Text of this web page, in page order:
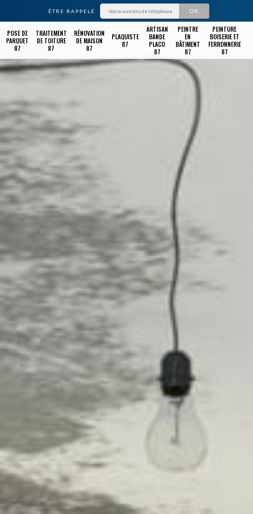
ÊTRE RAPPELÉ
POSE DE
PARQUET
87
TRAITEMENT
DE TOITURE
87
RÉNOVATION
DE MAISON
87
PLAQUISTE
87
ARTISAN
BANDE
PLACO
87
PEINTRE
EN
BÂTIMENT
87
PEINTURE
BOISERIE ET
FERRONNERIE
87